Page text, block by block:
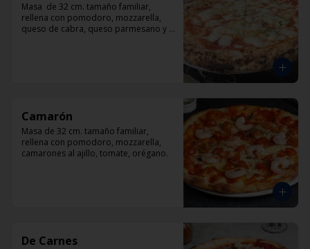
Masa  de 32 cm. tamaño familiar,
rellena con pomodoro, mozzarella,
queso de cabra, queso parmesano y
Camarón
Masa de 32 cm. tamaño familiar,
rellena con pomodoro, mozzarella,
camarones al ajillo, tomate, orégano.
De Carnes